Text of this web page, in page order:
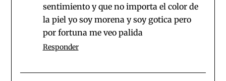
sentimiento y que no importa el color de
la piel yo soy morena y soy gotica pero
por fortuna me veo palida
Responder